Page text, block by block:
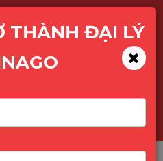
THÀNH ĐẠI LÝ